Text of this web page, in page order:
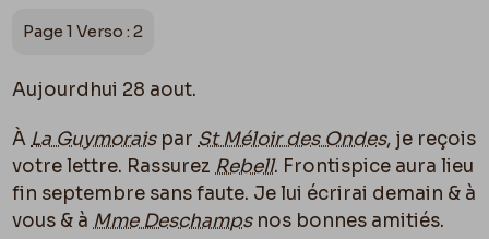
Page 1 Verso : 2
Aujourdhui 28 aout.
À La Guymoraispar St Méloir des Ondes, je reçois
votre lettre. Rassurez Rebell. Frontispice aura lieu
fin septembre sans faute. Je lui écrirai demain & à
vous & à Mme Deschampsnos bonnes amitiés.